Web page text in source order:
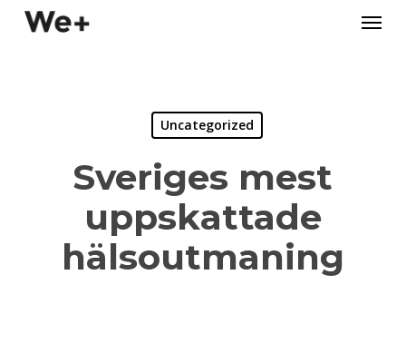
Skip
Menu
Uncategorized
Sveriges mest
uppskattade
hälsoutmaning